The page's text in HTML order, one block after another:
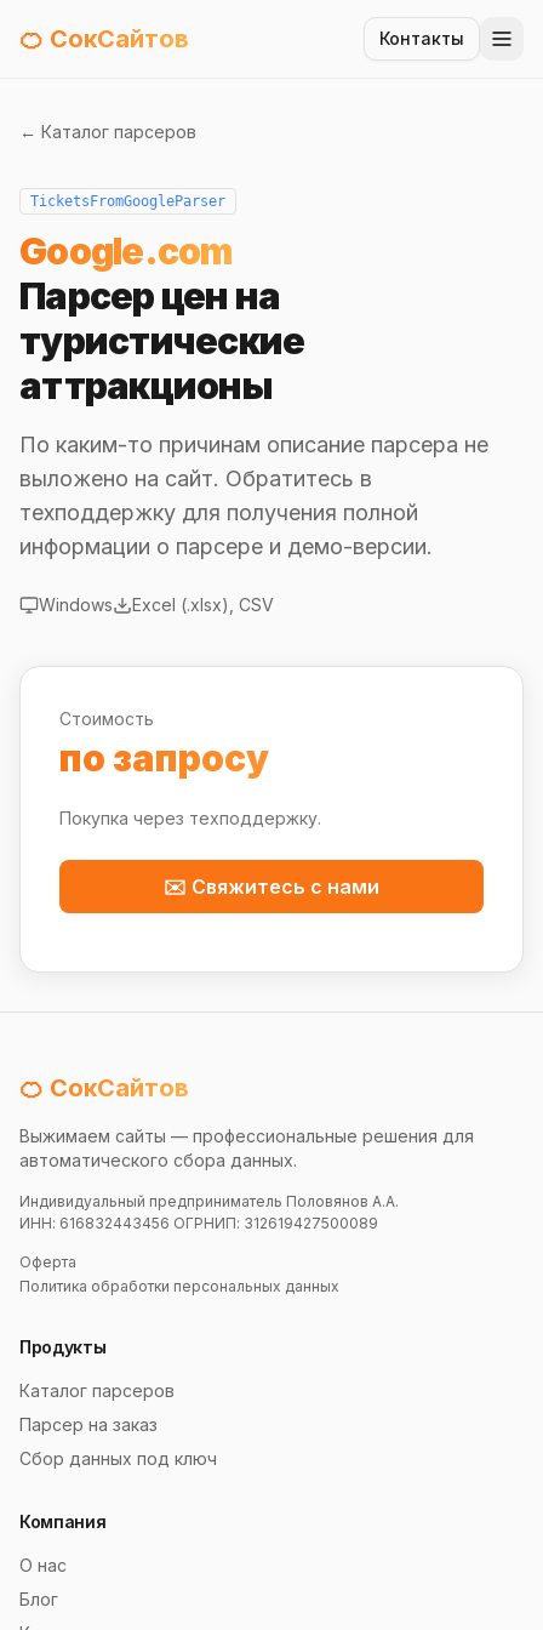
🍊 СокСайтов Контакты
← Каталог парсеров
TicketsFromGoogleParser
Google.com
Парсер цен на
туристические
аттракционы
По каким-то причинам описание парсера не
выложено на сайт. Обратитесь в
техподдержку для получения полной
информации о парсере и демо-версии.
Windows Excel (.xlsx), CSV
Стоимость
по запросу
Покупка через техподдержку.
✉️ Свяжитесь с нами
🍊 СокСайтов
Выжимаем сайты — профессиональные решения для
автоматического сбора данных.
Индивидуальный предприниматель Половянов А.А.
ИНН: 616832443456 ОГРНИП: 312619427500089
Оферта
Политика обработки персональных данных
Продукты
Каталог парсеров
Парсер на заказ
Сбор данных под ключ
Компания
О нас
Блог